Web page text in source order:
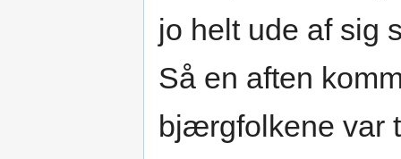
jo helt ude af sig
Så en aften
bjærgfolkene var